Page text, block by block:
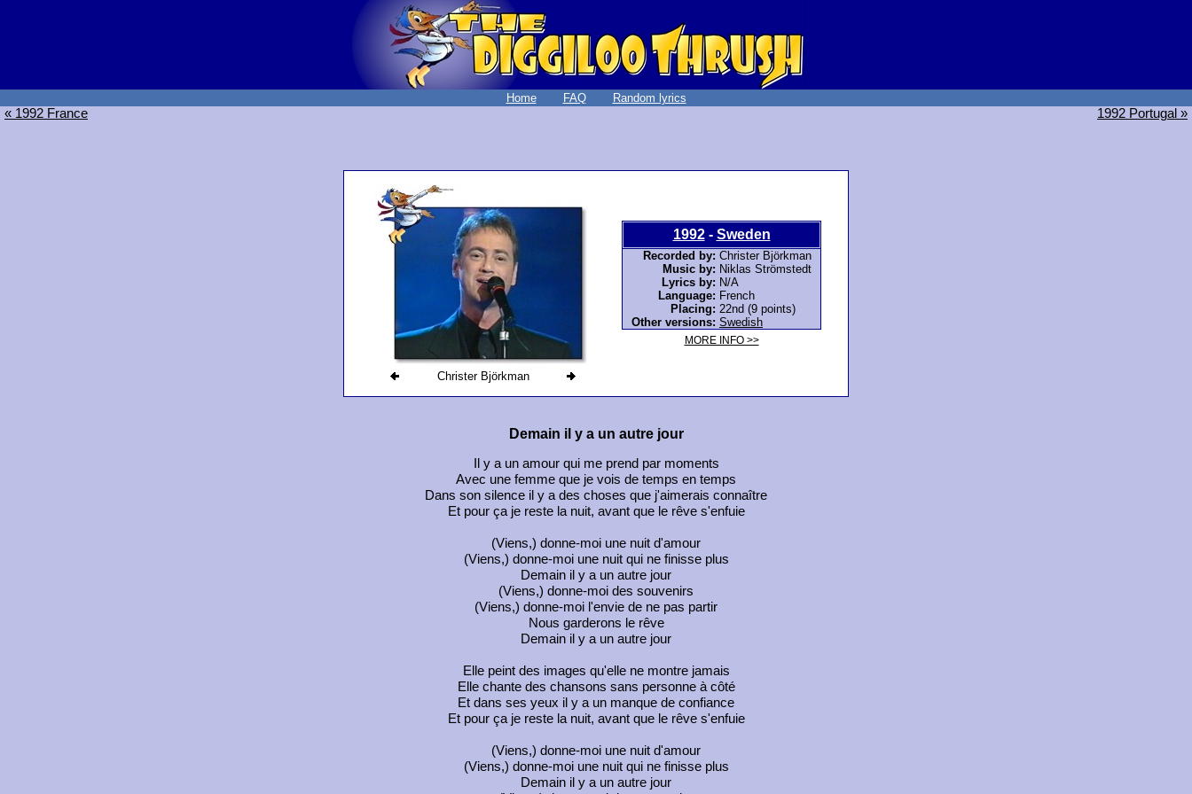
Home FAQ Random lyrics
« 1992 France 1992 Portugal »
Christer Björkman
1992- Sweden
Recorded by: Christer Björkman
Music by: Niklas Strömstedt
Lyrics by: N/A
Language: French
Placing: 22nd (9 points)
Other versions: Swedish
MORE INFO >>
Demain il y a un autre jour
Il y a un amour qui me prend par moments
Avec une femme que je vois de temps en temps
Dans son silence il y a des choses que j'aimerais connaître
Et pour ça je reste la nuit, avant que le rêve s'enfuie
(Viens,) donne-moi une nuit d'amour
(Viens,) donne-moi une nuit qui ne finisse plus
Demain il y a un autre jour
(Viens,) donne-moi des souvenirs
(Viens,) donne-moi l'envie de ne pas partir
Nous garderons le rêve
Demain il y a un autre jour
Elle peint des images qu'elle ne montre jamais
Elle chante des chansons sans personne à côté
Et dans ses yeux il y a un manque de confiance
Et pour ça je reste la nuit, avant que le rêve s'enfuie
(Viens,) donne-moi une nuit d'amour
(Viens,) donne-moi une nuit qui ne finisse plus
Demain il y a un autre jour